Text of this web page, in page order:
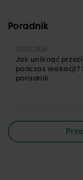
Poradnik
20.07.2026
Jak uniknąć
podczas wakacji?
poradnik